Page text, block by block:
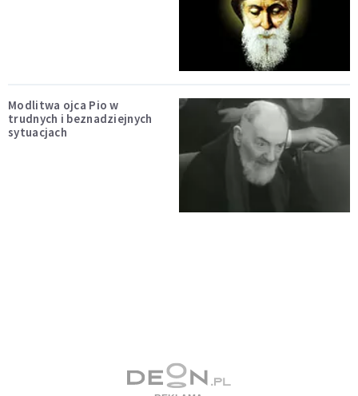
Modlitwa ojca Pio w
trudnych i beznadziejnych
sytuacjach